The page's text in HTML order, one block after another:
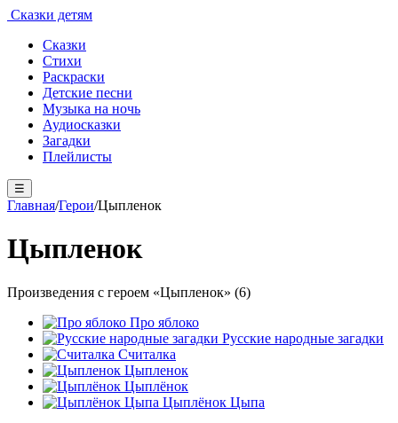
Сказки детям
Сказки
Стихи
Раскраски
Детские песни
Музыка на ночь
Аудиосказки
Загадки
Плейлисты
☰
Главная/Герои/Цыпленок
Цыпленок
Произведения с героем «Цыпленок» (6)
Про яблоко
Русские народные загадки
Считалка
Цыпленок
Цыплёнок
Цыплёнок Цыпа